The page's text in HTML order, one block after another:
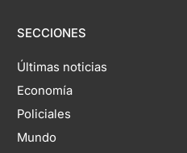
SECCIONES
Últimas noticias
Economía
Policiales
Mundo